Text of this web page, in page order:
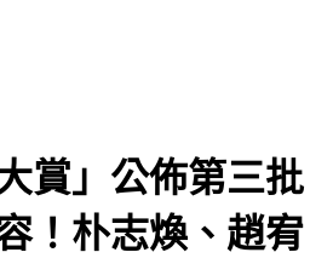
賞」公佈第三批
！朴志煥、趙宥